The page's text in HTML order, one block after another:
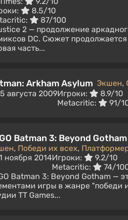
8.5/10
87/100
2 — продолжение
DC. Сюжет
часть...
Arkham Asylum Экшен,
августа 2009Игроки:
8.9/10
Metacritic:
91/
Batman 3: Beyond Gotham
, Победи их всех,
ноября 2014Игроки:
9.2/10
Metacritic:
74/
Batman 3: Beyond Gotham —
игры в жанре "победи
TT Games...